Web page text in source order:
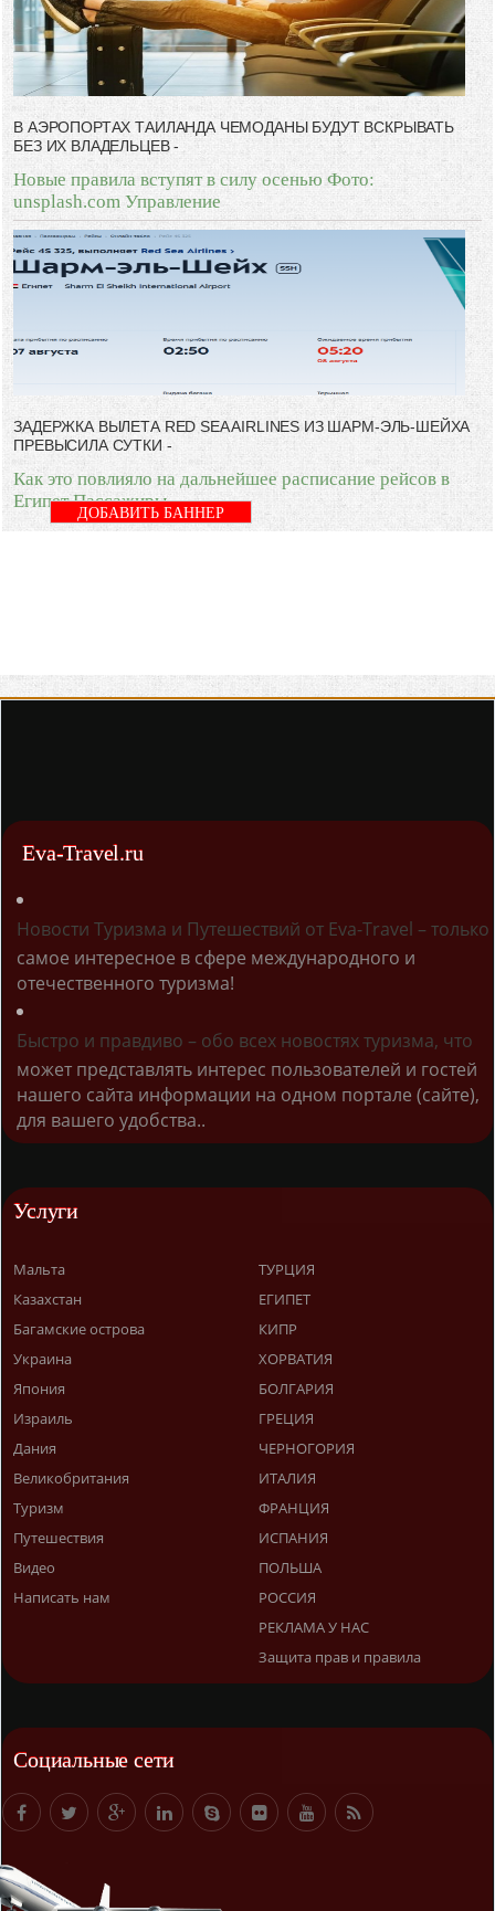
В АЭРОПОРТАХ ТАИЛАНДА ЧЕМОДАНЫ БУДУТ ВСКРЫВАТЬ
БЕЗ ИХ ВЛАДЕЛЬЦЕВ -
Новые правила вступят в силу осенью Фото:
unsplash.com Управление
ЗАДЕРЖКА ВЫЛЕТА RED SEA AIRLINES ИЗ ШАРМ-ЭЛЬ-ШЕЙХА
ПРЕВЫСИЛА СУТКИ -
Как это повлияло на дальнейшее расписание рейсов в
Египет Пассажиры
ДОБАВИТЬ БАННЕР
Eva-Travel.ru
Новости Туризма и Путешествий от Eva-Travel – только
самое интересное в сфере международного и
отечественного туризма!
Быстро и правдиво – обо всех новостях туризма, что
может представлять интерес пользователей и гостей
нашего сайта информации на одном портале (сайте),
для вашего удобства..
Услуги
Мальта
Казахстан
Багамские острова
Украина
Япония
Израиль
Дания
Великобритания
Туризм
Путешествия
Видео
Написать нам
ТУРЦИЯ
ЕГИПЕТ
КИПР
ХОРВАТИЯ
БОЛГАРИЯ
ГРЕЦИЯ
ЧЕРНОГОРИЯ
ИТАЛИЯ
ФРАНЦИЯ
ИСПАНИЯ
ПОЛЬША
РОССИЯ
РЕКЛАМА У НАС
Защита прав и правила
Социальные сети